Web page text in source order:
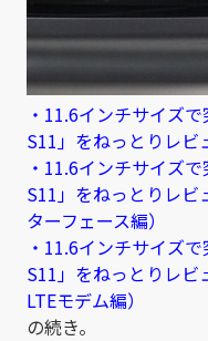
・11.6インチサイズ
S11」をねっとりレビ
・11.6インチサイズ
S11」をねっとりレビ
ターフェース編）
・11.6インチサイズ
S11」をねっとりレビ
LTEモデム編）
の続き。